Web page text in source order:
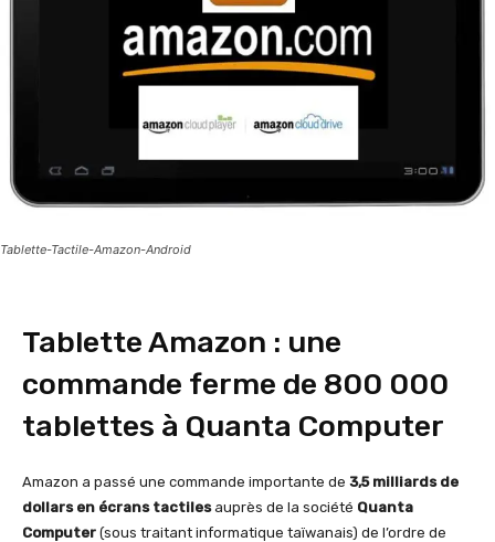
Tablette-Tactile-Amazon-Android
Tablette Amazon : une
commande ferme de 800 000
tablettes à Quanta Computer
Amazon a passé une commande importante de 3,5 milliards de
dollars en écrans tactilesauprès de la société Quanta
Computer (sous traitant informatique taïwanais) de l’ordre de